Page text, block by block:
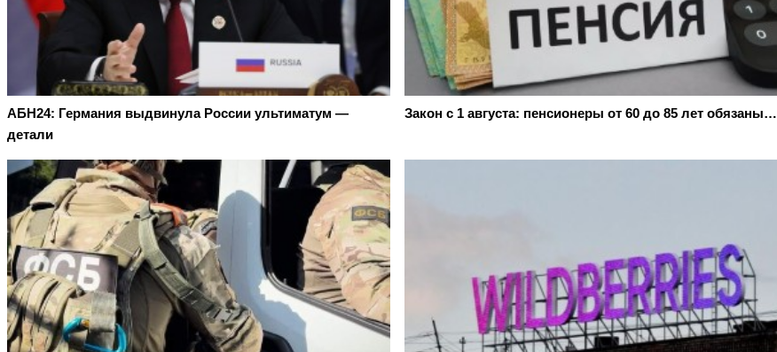
АБН24: Германия выдвинула России ультиматум —
детали
Закон с 1 августа: пенсионеры от 60 до 85 лет обязаны…